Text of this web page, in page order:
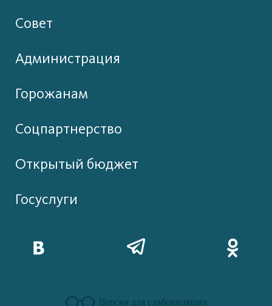
Совет
Администрация
Горожанам
Соцпартнерство
Открытый бюджет
Госуслуги
Версия для слабовидящих